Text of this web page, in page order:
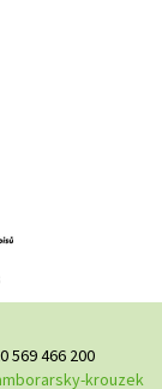
569 466 200
krouzek